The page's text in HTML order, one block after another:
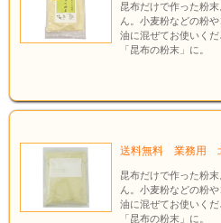
昆布だけで作った粉
ん。小麦粉などの粉
油に混ぜてお使いく
「昆布の粉末」に。
送料無料 業務用
昆布だけで作った粉
ん。小麦粉などの粉
油に混ぜてお使いく
「昆布の粉末」に。